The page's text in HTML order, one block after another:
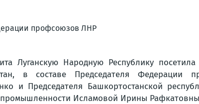
профсоюзов ЛНР
Луганскую Народную Республику
в составе Председателя Федерации
и Председателя Башкортостанской
Исламовой Ирины